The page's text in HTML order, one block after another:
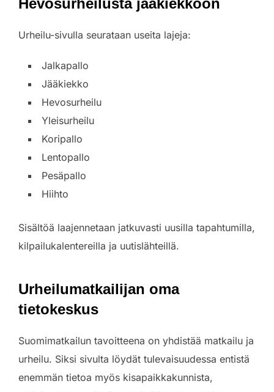
Hevosurheilusta jääkiekkoon
Urheilu-sivulla seurataan useita lajeja:
Jalkapallo
Jääkiekko
Hevosurheilu
Yleisurheilu
Koripallo
Lentopallo
Pesäpallo
Hiihto
Sisältöä laajennetaan jatkuvasti uusilla tapahtumilla,
kilpailukalentereilla ja uutislähteillä.
Urheilumatkailijan oma
tietokeskus
Suomimatkailun tavoitteena on yhdistää matkailu ja
urheilu. Siksi sivulta löydät tulevaisuudessa entistä
enemmän tietoa myös kisapaikkakunnista,